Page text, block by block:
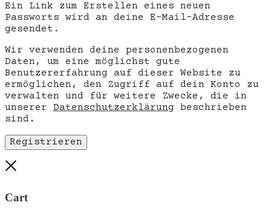
Ein Link zum Erstellen eines neuen
Passworts wird an deine E-Mail-Adresse
gesendet.
Wir verwenden deine personenbezogenen
Daten, um eine möglichst gute
Benutzererfahrung auf dieser Website zu
ermöglichen, den Zugriff auf dein Konto zu
verwalten und für weitere Zwecke, die in
unserer Datenschutzerklärung beschrieben
sind.
Registrieren
Cart